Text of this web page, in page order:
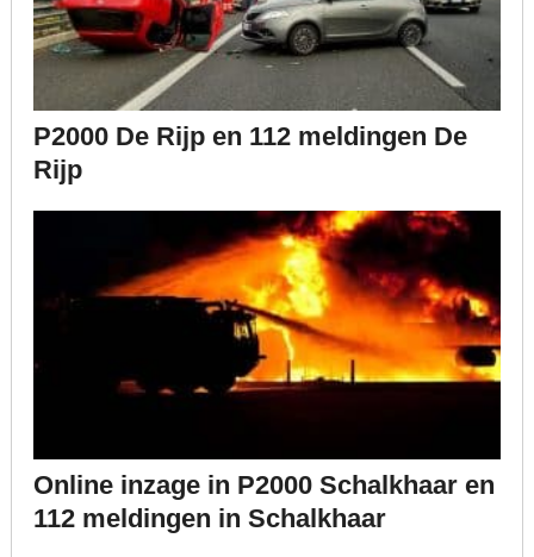
P2000 De Rijp en 112 meldingen De
Rijp
Online inzage in P2000 Schalkhaar en
112 meldingen in Schalkhaar